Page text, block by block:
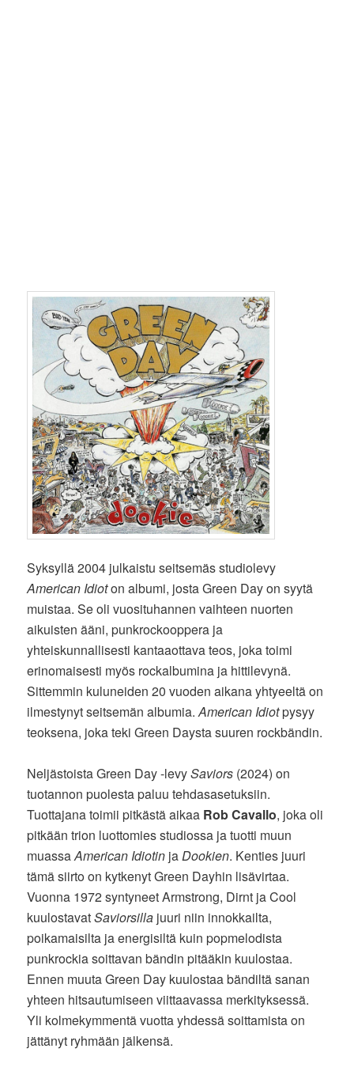
Syksyllä 2004 julkaistu seitsemäs studiolevy
American Idioton albumi, josta Green Day on syytä
muistaa. Se oli vuosituhannen vaihteen nuorten
aikuisten ääni, punkrockooppera ja
yhteiskunnallisesti kantaaottava teos, joka toimi
erinomaisesti myös rockalbumina ja hittilevynä.
Sittemmin kuluneiden 20 vuoden aikana yhtyeeltä on
ilmestynyt seitsemän albumia.American Idiotpysyy
teoksena, joka teki Green Daysta suuren rockbändin.
Neljästoista Green Day -levySaviors (2024) on
tuotannon puolesta paluu tehdasasetuksiin.
Tuottajana toimii pitkästä aikaa Rob Cavallo, joka oli
pitkään trion luottomies studiossa ja tuotti muun
muassaAmerican Idiotin jaDookien. Kenties juuri
tämä siirto on kytkenyt Green Dayhin lisävirtaa.
Vuonna 1972 syntyneet Armstrong, Dirnt ja Cool
kuulostavatSaviorsilla juuri niin innokkailta,
poikamaisilta ja energisiltä kuin popmelodista
punkrockia soittavan bändin pitääkin kuulostaa.
Ennen muuta Green Day kuulostaa bändiltä sanan
yhteen hitsautumiseen viittaavassa merkityksessä.
Yli kolmekymmentä vuotta yhdessä soittamista on
jättänyt ryhmään jälkensä.